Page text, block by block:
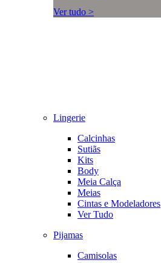
Ver tudo >
Lingerie
Calcinhas
Sutiãs
Kits
Body
Meia Calça
Meias
Cintas e Modeladores
Ver Tudo
Pijamas
Camisolas